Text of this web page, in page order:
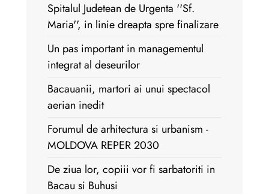
Spitalul Judetean de Urgenta ''Sf.
Maria'', in linie dreapta spre finalizare
Un pas important in managementul
integrat al deseurilor
Bacauanii, martori ai unui spectacol
aerian inedit
Forumul de arhitectura si urbanism -
MOLDOVA REPER 2030
De ziua lor, copiii vor fi sarbatoriti in
Bacau si Buhusi